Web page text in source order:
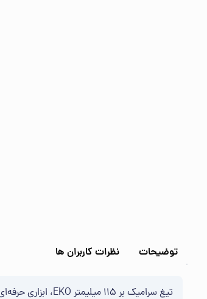
توضیحات نظرات کاربران ها